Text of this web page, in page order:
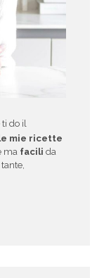
ti do il
mie ricette
ma facili da
tante,